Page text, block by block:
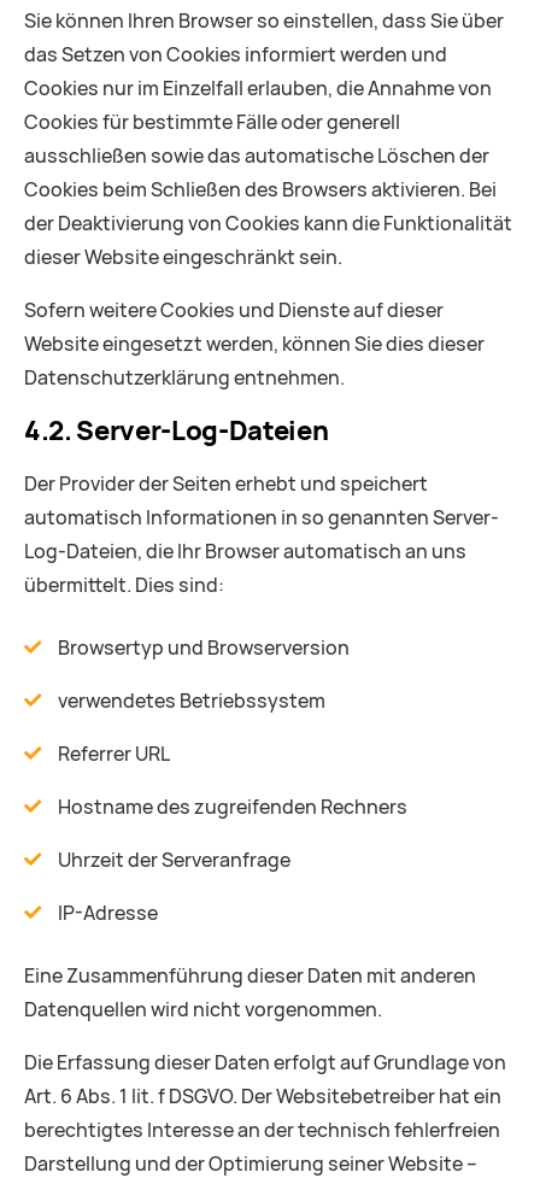
Sie können Ihren Browser so einstellen, dass Sie über
das Setzen von Cookies informiert werden und
Cookies nur im Einzelfall erlauben, die Annahme von
Cookies für bestimmte Fälle oder generell
ausschließen sowie das automatische Löschen der
Cookies beim Schließen des Browsers aktivieren. Bei
der Deaktivierung von Cookies kann die Funktionalität
dieser Website eingeschränkt sein.
Sofern weitere Cookies und Dienste auf dieser
Website eingesetzt werden, können Sie dies dieser
Datenschutzerklärung entnehmen.
4.2. Server-Log-Dateien
Der Provider der Seiten erhebt und speichert
automatisch Informationen in so genannten Server-
Log-Dateien, die Ihr Browser automatisch an uns
übermittelt. Dies sind:
Browsertyp und Browserversion
verwendetes Betriebssystem
Referrer URL
Hostname des zugreifenden Rechners
Uhrzeit der Serveranfrage
IP-Adresse
Eine Zusammenführung dieser Daten mit anderen
Datenquellen wird nicht vorgenommen.
Die Erfassung dieser Daten erfolgt auf Grundlage von
Art. 6 Abs. 1 lit. f DSGVO. Der Websitebetreiber hat ein
berechtigtes Interesse an der technisch fehlerfreien
Darstellung und der Optimierung seiner Website –